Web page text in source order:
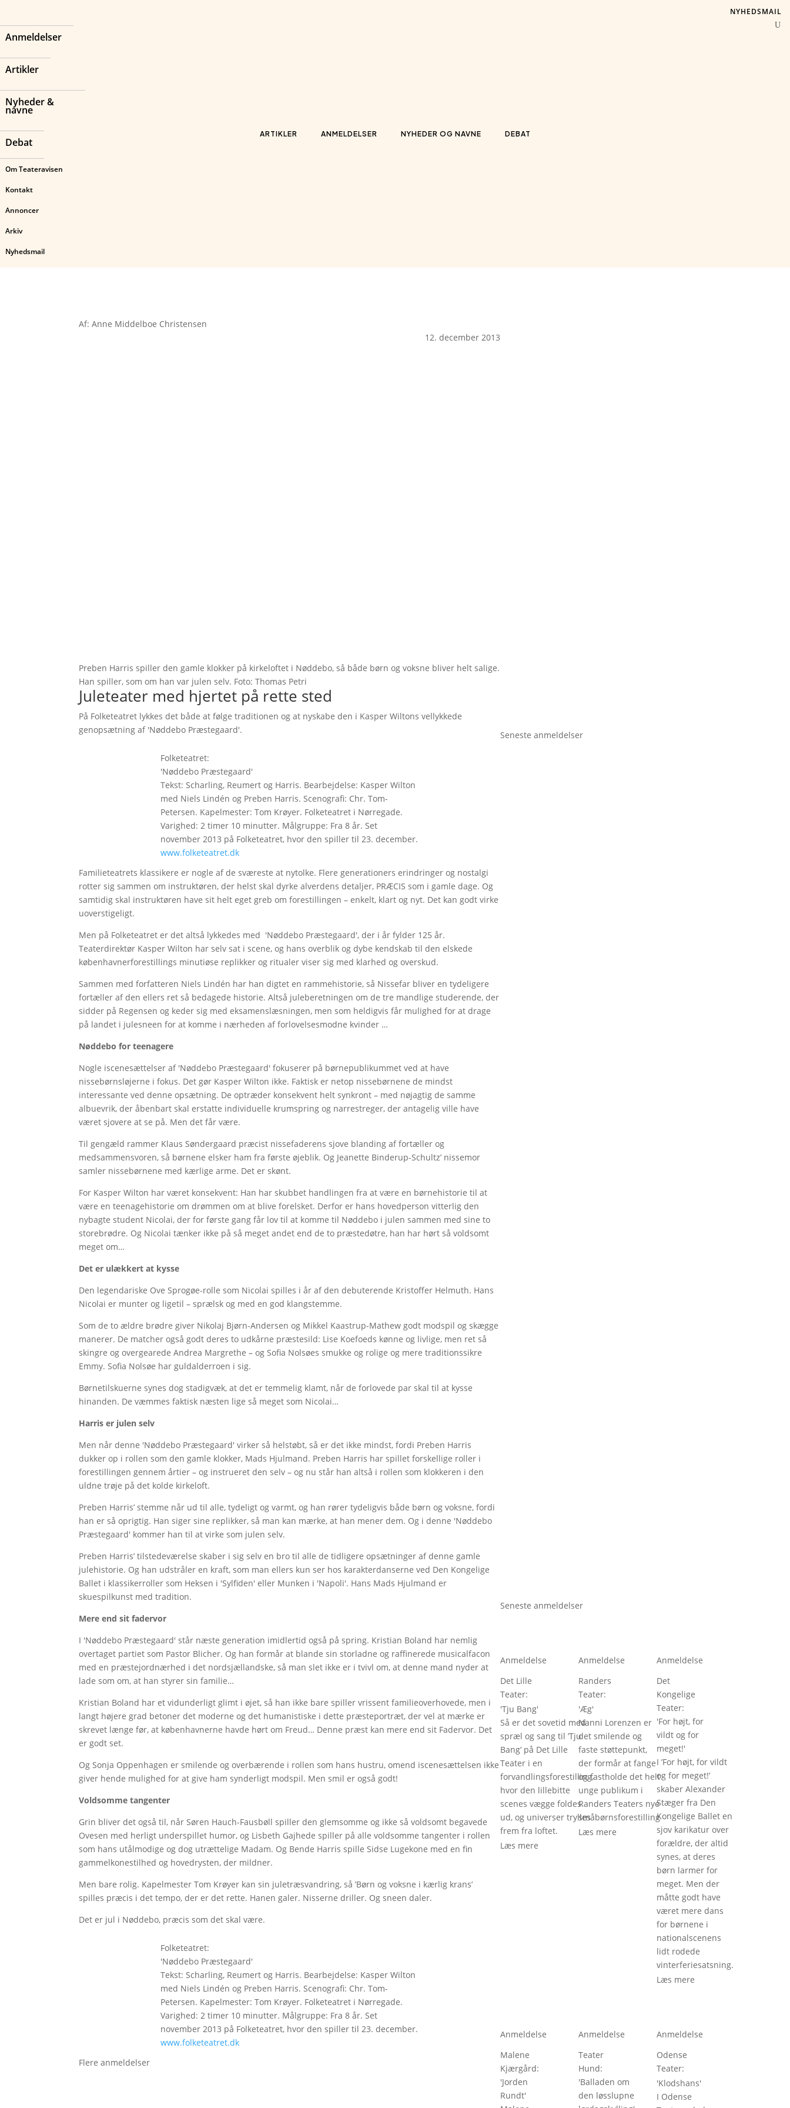
Anmeldelser
Artikler
Nyheder &
navne
Debat
Om Teateravisen
Kontakt
Annoncer
Arkiv
Nyhedsmail
ARTIKLER ANMELDELSER NYHEDER OG NAVNE DEBAT
NYHEDSMAIL
Af: Anne Middelboe Christensen
12. december 2013
Preben Harris spiller den gamle klokker på kirkeloftet i Nøddebo, så både børn og voksne bliver helt salige.
Han spiller, som om han var julen selv. Foto: Thomas Petri
Juleteater med hjertet på rette sted
På Folketeatret lykkes det både at følge traditionen og at nyskabe den i Kasper Wiltons vellykkede
genopsætning af 'Nøddebo Præstegaard'.
Folketeatret:
'Nøddebo Præstegaard'
Tekst: Scharling, Reumert og Harris. Bearbejdelse: Kasper Wilton
med Niels Lindén og Preben Harris. Scenografi: Chr. Tom-
Petersen. Kapelmester: Tom Krøyer. Folketeatret i Nørregade.
Varighed: 2 timer 10 minutter. Målgruppe: Fra 8 år. Set
november 2013 på Folketeatret, hvor den spiller til 23. december.
www.folketeatret.dk
Familieteatrets klassikere er nogle af de sværeste at nytolke. Flere generationers erindringer og nostalgi
rotter sig sammen om instruktøren, der helst skal dyrke alverdens detaljer, PRÆCIS som i gamle dage. Og
samtidig skal instruktøren have sit helt eget greb om forestillingen – enkelt, klart og nyt. Det kan godt virke
uoverstigeligt.
Men på Folketeatret er det altså lykkedes med 'Nøddebo Præstegaard', der i år fylder 125 år.
Teaterdirektør Kasper Wilton har selv sat i scene, og hans overblik og dybe kendskab til den elskede
københavnerforestillings minutiøse replikker og ritualer viser sig med klarhed og overskud.
Sammen med forfatteren Niels Lindén har han digtet en rammehistorie, så Nissefar bliver en tydeligere
fortæller af den ellers ret så bedagede historie. Altså juleberetningen om de tre mandlige studerende, der
sidder på Regensen og keder sig med eksamenslæsningen, men som heldigvis får mulighed for at drage
på landet i julesneen for at komme i nærheden af forlovelsesmodne kvinder …
Nøddebo for teenagere
Nogle iscenesættelser af 'Nøddebo Præstegaard' fokuserer på børnepublikummet ved at have
nissebørnsløjerne i fokus. Det gør Kasper Wilton ikke. Faktisk er netop nissebørnene de mindst
interessante ved denne opsætning. De optræder konsekvent helt synkront – med nøjagtig de samme
albuevrik, der åbenbart skal erstatte individuelle krumspring og narrestreger, der antagelig ville have
været sjovere at se på. Men det får være.
Til gengæld rammer Klaus Søndergaard præcist nissefaderens sjove blanding af fortæller og
medsammensvoren, så børnene elsker ham fra første øjeblik. Og Jeanette Binderup-Schultz’ nissemor
samler nissebørnene med kærlige arme. Det er skønt.
For Kasper Wilton har været konsekvent: Han har skubbet handlingen fra at være en børnehistorie til at
være en teenagehistorie om drømmen om at blive forelsket. Derfor er hans hovedperson vitterlig den
nybagte student Nicolai, der for første gang får lov til at komme til Nøddebo i julen sammen med sine to
storebrødre. Og Nicolai tænker ikke på så meget andet end de to præstedøtre, han har hørt så voldsomt
meget om…
Det er ulækkert at kysse
Den legendariske Ove Sprogøe-rolle som Nicolai spilles i år af den debuterende Kristoffer Helmuth. Hans
Nicolai er munter og ligetil – sprælsk og med en god klangstemme.
Som de to ældre brødre giver Nikolaj Bjørn-Andersen og Mikkel Kaastrup-Mathew godt modspil og skægge
manerer. De matcher også godt deres to udkårne præstesild: Lise Koefoeds kønne og livlige, men ret så
skingre og overgearede Andrea Margrethe – og Sofia Nolsøes smukke og rolige og mere traditionssikre
Emmy. Sofia Nolsøe har guldalderroen i sig.
Børnetilskuerne synes dog stadigvæk, at det er temmelig klamt, når de forlovede par skal til at kysse
hinanden. De væmmes faktisk næsten lige så meget som Nicolai…
Harris er julen selv
Men når denne 'Nøddebo Præstegaard' virker så helstøbt, så er det ikke mindst, fordi Preben Harris
dukker op i rollen som den gamle klokker, Mads Hjulmand. Preben Harris har spillet forskellige roller i
forestillingen gennem årtier – og instrueret den selv – og nu står han altså i rollen som klokkeren i den
uldne trøje på det kolde kirkeloft.
Preben Harris’ stemme når ud til alle, tydeligt og varmt, og han rører tydeligvis både børn og voksne, fordi
han er så oprigtig. Han siger sine replikker, så man kan mærke, at han mener dem. Og i denne 'Nøddebo
Præstegaard' kommer han til at virke som julen selv.
Preben Harris’ tilstedeværelse skaber i sig selv en bro til alle de tidligere opsætninger af denne gamle
julehistorie. Og han udstråler en kraft, som man ellers kun ser hos karakterdanserne ved Den Kongelige
Ballet i klassikerroller som Heksen i 'Sylfiden' eller Munken i 'Napoli'. Hans Mads Hjulmand er
skuespilkunst med tradition.
Mere end sit fadervor
I 'Nøddebo Præstegaard' står næste generation imidlertid også på spring. Kristian Boland har nemlig
overtaget partiet som Pastor Blicher. Og han formår at blande sin storladne og raffinerede musicalfacon
med en præstejordnærhed i det nordsjællandske, så man slet ikke er i tvivl om, at denne mand nyder at
lade som om, at han styrer sin familie…
Kristian Boland har et vidunderligt glimt i øjet, så han ikke bare spiller vrissent familieoverhovede, men i
langt højere grad betoner det moderne og det humanistiske i dette præsteportræt, der vel at mærke er
skrevet længe før, at københavnerne havde hørt om Freud… Denne præst kan mere end sit Fadervor. Det
er godt set.
Og Sonja Oppenhagen er smilende og overbærende i rollen som hans hustru, omend iscenesættelsen ikke
giver hende mulighed for at give ham synderligt modspil. Men smil er også godt!
Voldsomme tangenter
Grin bliver det også til, når Søren Hauch-Fausbøll spiller den glemsomme og ikke så voldsomt begavede
Ovesen med herligt underspillet humor, og Lisbeth Gajhede spiller på alle voldsomme tangenter i rollen
som hans utålmodige og dog utrættelige Madam. Og Bende Harris spille Sidse Lugekone med en fin
gammelkonestilhed og hovedrysten, der mildner.
Men bare rolig. Kapelmester Tom Krøyer kan sin juletræsvandring, så ’Børn og voksne i kærlig krans’
spilles præcis i det tempo, der er det rette. Hanen galer. Nisserne driller. Og sneen daler.
Det er jul i Nøddebo, præcis som det skal være.
Folketeatret:
'Nøddebo Præstegaard'
Tekst: Scharling, Reumert og Harris. Bearbejdelse: Kasper Wilton
med Niels Lindén og Preben Harris. Scenografi: Chr. Tom-
Petersen. Kapelmester: Tom Krøyer. Folketeatret i Nørregade.
Varighed: 2 timer 10 minutter. Målgruppe: Fra 8 år. Set
november 2013 på Folketeatret, hvor den spiller til 23. december.
www.folketeatret.dk
Flere anmeldelser
Seneste anmeldelser
Seneste anmeldelser
Anmeldelse
Det Lille
Teater:
'Tju Bang'
Så er det sovetid med
spræl og sang til ’Tju
Bang’ på Det Lille
Teater i en
forvandlingsforestilling,
hvor den lillebitte
scenes vægge foldes
ud, og universer trylles
frem fra loftet.
Læs mere
Anmeldelse
Randers
Teater:
'Æg'
Nanni Lorenzen er
det smilende og
faste støttepunkt,
der formår at fange
og fastholde det helt
unge publikum i
Randers Teaters nye
småbørnsforestilling
Læs mere
Anmeldelse
Det
Kongelige
Teater:
'For højt, for
vildt og for
meget!'
I ’For højt, for vildt
og for meget!’
skaber Alexander
Stæger fra Den
Kongelige Ballet en
sjov karikatur over
forældre, der altid
synes, at deres
børn larmer for
meget. Men der
måtte godt have
været mere dans
for børnene i
nationalscenens
lidt rodede
vinterferiesatsning.
Læs mere
Anmeldelse
Malene
Kjærgård:
'Jorden
Rundt'
Anmeldelse
Teater
Hund:
'Balladen om
den løsslupne
Anmeldelse
Odense
Teater:
'Klodshans'
I Odense